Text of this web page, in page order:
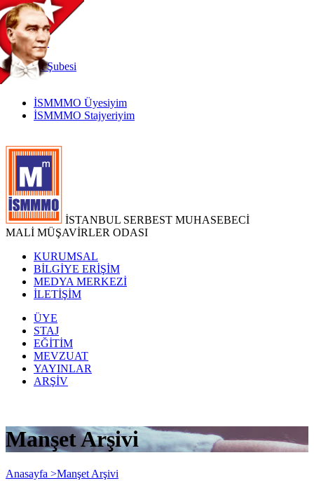
TR
|
EN
İnternetŞubesi
İSMMMO Üyesiyim
İSMMMO Stajyeriyim
İSTANBUL SERBEST MUHASEBECİ
MALİ MÜŞAVİRLER ODASI
KURUMSAL
BİLGİYE ERİŞİM
MEDYA MERKEZİ
İLETİŞİM
ÜYE
STAJ
EĞİTİM
MEVZUAT
YAYINLAR
ARŞİV
Manşet Arşivi
Anasayfa >Manşet Arşivi